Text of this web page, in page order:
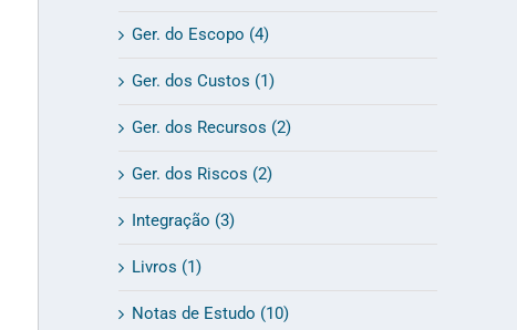
Ger. do Escopo (4)
Ger. dos Custos (1)
Ger. dos Recursos (2)
Ger. dos Riscos (2)
Integração (3)
Livros (1)
Notas de Estudo (10)